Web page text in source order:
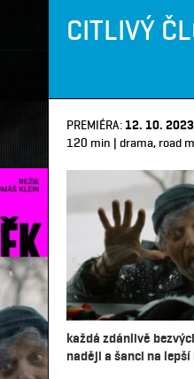
CITLIVÝ
PREMIÉRA: 12. 10. 2023
120 min | drama, road
každá zdánlivě
naději a šanci na